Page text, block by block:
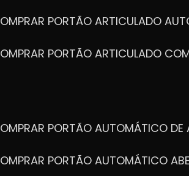
COMPRAR PORTÃO ARTICULADO
COMPRAR PORTÃO ARTICULADO
COMPRAR PORTÃO AUTOMÁTICO DE
COMPRAR PORTÃO AUTOMÁTICO